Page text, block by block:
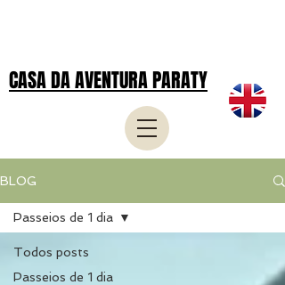
CASA DA AVENTURA PARATY
BLOG
Todos posts
Passeios de 1 dia
Passeios de 1 dia